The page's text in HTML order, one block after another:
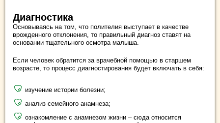
Диагностика
Основываясь на том, что полителия выступает в качестве
врожденного отклонения, то правильный диагноз ставят на
основании тщательного осмотра малыша.
Если человек обратится за врачебной помощью в старшем
возрасте, то процесс диагностирования будет включать в себя:
изучение истории болезни;
анализ семейного анамнеза;
ознакомление с анамнезом жизни – сюда относится